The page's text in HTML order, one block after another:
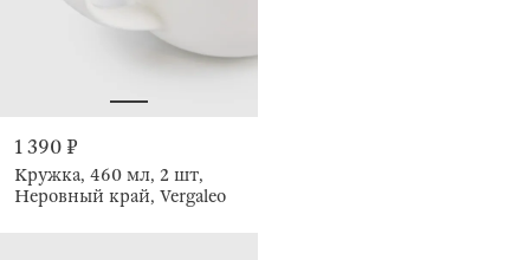
1 390 ₽
Кружка, 460 мл, 2 шт,
Неровный край, Vergaleo